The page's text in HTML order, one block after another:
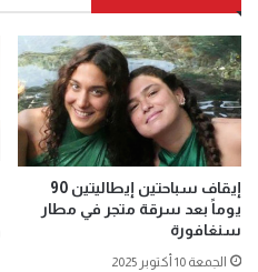
إيقاف سباحتين إيطاليتين 90
يوماً بعد سرقة متجر في مطار
سنغافورة
الجمعة 10 أكتوبر 2025